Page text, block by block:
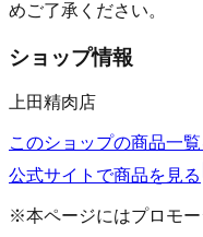
めご了承ください。
ショップ情報
上田精肉店
このショップの商品一
公式サイトで商品を見る
※本ページにはプロモ